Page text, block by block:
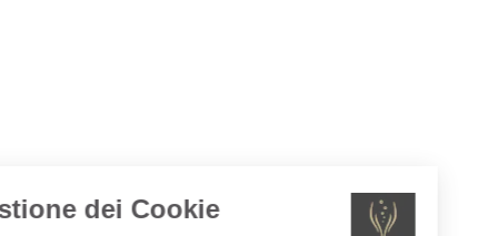
Gestione dei Cookie